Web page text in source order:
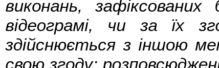
виконань,
відеограмі, чи за їх
здійснюється з іншою
свою згоду;